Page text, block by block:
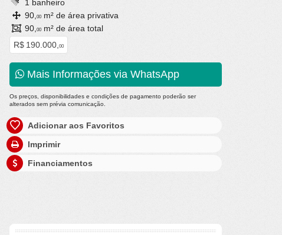
1 banheiro
90, 00 m² de área privativa
90, 00 m² de área total
R$ 190.000, 00
Mais Informações via WhatsApp
Os preços, disponibilidades e condições de pagamento poderão ser
alterados sem prévia comunicação.
Adicionar aos Favoritos
Imprimir
Financiamentos